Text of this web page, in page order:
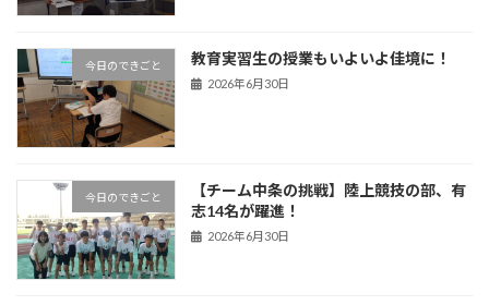
今日のできごと 教育実習生の授業もいよいよ佳境に！
2026年6月30日
今日のできごと
【チーム中条の挑戦】陸上競技の部、有
志14名が躍進！
2026年6月30日